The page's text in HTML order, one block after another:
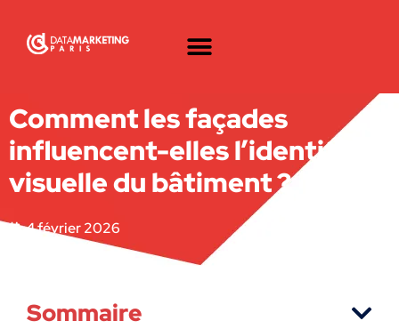
Comment les façades
influencent-elles l’identité
visuelle du bâtiment ?
4 février 2026
Sommaire